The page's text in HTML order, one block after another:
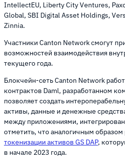
IntellectEU, Liberty City Ventures,
Global, SBI Digital Asset Holdings,
Zinnia.
Участники Canton Network смогут
возможностей взаимодействия
текущего года.
Блокчейн-сеть Canton Network
контрактов Daml, разработанном
позволяет создать
активы, данные и денежные
между приложениями,
отметить, что аналогичным образом
токенизации активов GS DAP,
в начале 2023 года.